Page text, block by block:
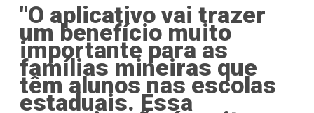
"O aplicativo vai trazer
um benefício muito
importante para as
famílias mineiras que
têm alunos nas escolas
estaduais. Essa